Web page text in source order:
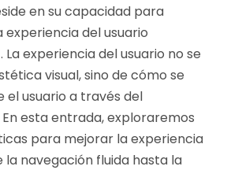
O
E
2
0
en su capacidad para
del usuario
experiencia del usuario no se
visual, sino de cómo se
el usuario a través del
esta entrada, exploraremos
para mejorar la experiencia
la navegación fluida hasta la